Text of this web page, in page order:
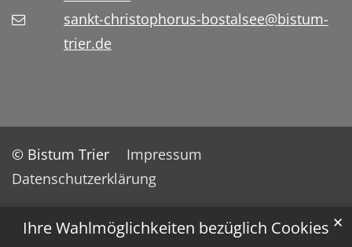
Ihre Wahlmöglichkeiten bezüglich Cookies ✕
sankt-christophorus-bostalsee@bistum-
trier.de
© Bistum Trier
Impressum
Datenschutzerklärung